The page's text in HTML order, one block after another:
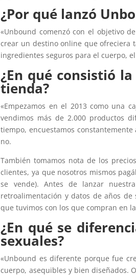
¿Por qué lanzó
«Unbound comenzó con el objetivo
crear un destino online que ofreciera
ingredientes seguros para el cuerpo,
¿En qué consistió
tienda?
«Empezamos en el 2013 como una
vendimos más de 2.000 productos
tiempo, encuestamos
no.
También tomamos nota de los
clientes, ya que nosotros mismos
se vende). Antes de lanzar
retroalimentación y datos de años
que tuvimos con los que compran en
¿En qué se
sexuales?
«Unbound es diferente porque fue
cuerpo, asequibles y bien diseñados.